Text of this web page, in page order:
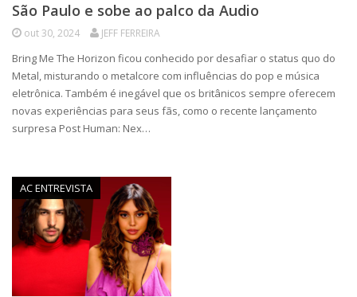
São Paulo e sobe ao palco da Audio
out 30, 2024 JEFF FERREIRA
Bring Me The Horizon ficou conhecido por desafiar o status quo do
Metal, misturando o metalcore com influências do pop e música
eletrônica. Também é inegável que os britânicos sempre oferecem
novas experiências para seus fãs, como o recente lançamento
surpresa Post Human: Nex…
AC ENTREVISTA